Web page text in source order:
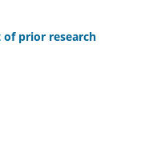
prior research